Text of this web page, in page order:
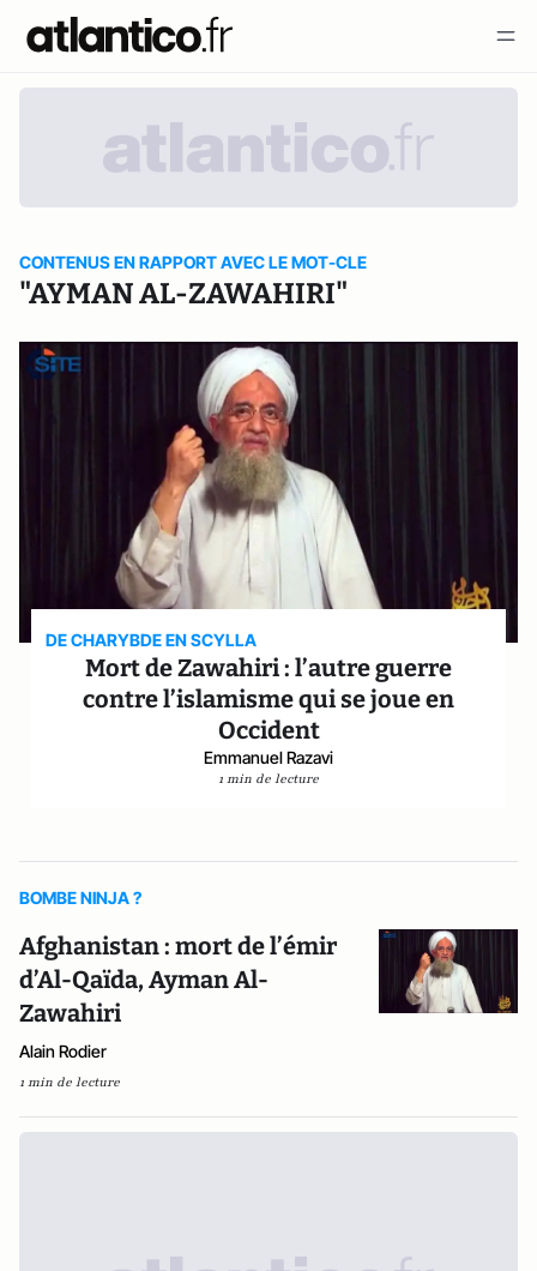
CONTENUS EN RAPPORT AVEC LE MOT-CLE
"AYMAN AL-ZAWAHIRI"
DE CHARYBDE EN SCYLLA
Mort de Zawahiri : l’autre guerre
contre l’islamisme qui se joue en
Occident
Emmanuel Razavi
1 min de lecture
BOMBE NINJA ?
Afghanistan : mort de l’émir
d’Al-Qaïda, Ayman Al-
Zawahiri
Alain Rodier
1 min de lecture